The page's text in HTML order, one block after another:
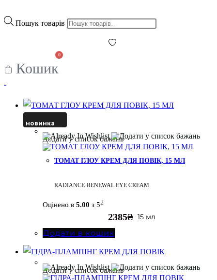
Пошук товарів
0
Кошик
новинка
Додати у список бажань
ТОМАТ ГЛОУ КРЕМ ДЛЯ ПОВІК, 15 МЛ
RADIANCE-RENEWAL EYE CREAM
Оцінено в 5.00 з 52
15 мл
2385₴
Додати в кошик
Додати у список бажань